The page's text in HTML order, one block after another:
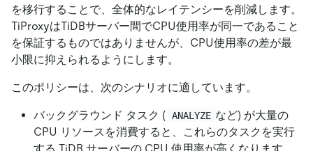
を移行することで、全体的なレイテンシーを削減します。
TiProxyはTiDBサーバー間でCPU使用率が同一であること
を保証するものではありませんが、CPU使用率の差が最
小限に抑えられるようにします。
このポリシーは、次のシナリオに適しています。
バックグラウンド タスク ( ANALYZE など) が大量の
CPU リソースを消費すると、これらのタスクを実行
する TiDB サーバーの CPU 使用率が高くなります。